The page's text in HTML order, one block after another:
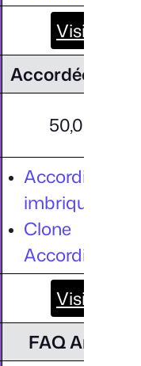
Visiter
Accordéon
50,000+
Accordions
imbriqués.
Clone
Accordion.
Visiter
FAQ Arconix